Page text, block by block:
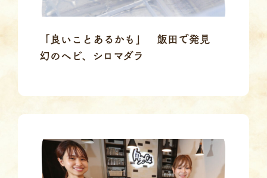
「良いことあるかも」 飯田で発見
幻のヘビ、シロマダラ